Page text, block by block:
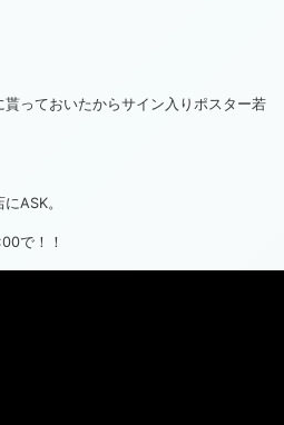
っておいたからサイン入りポスター若
にASK。
で！！